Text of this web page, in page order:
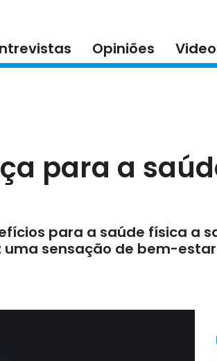
Opiniões
para a
para a saúde física a
sensação de bem-